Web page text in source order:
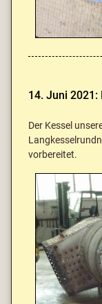
14. Juni 2021:
Der Kessel
vorbereitet.